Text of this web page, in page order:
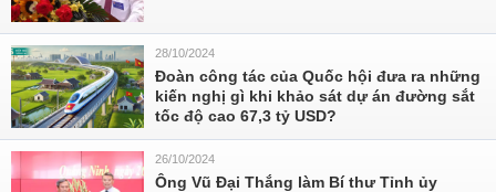
28/10/2024
Đoàn công tác của Quốc hội đưa ra những
kiến nghị gì khi khảo sát dự án đường sắt
tốc độ cao 67,3 tỷ USD?
26/10/2024
Ông Vũ Đại Thắng làm Bí thư Tỉnh ủy